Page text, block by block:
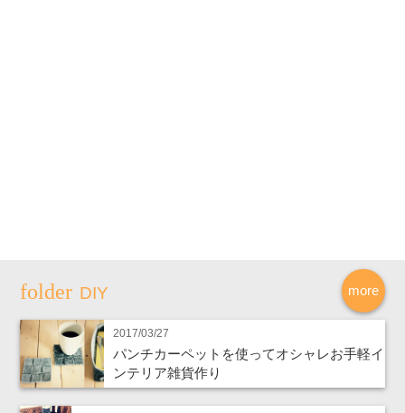
more
DIY
2017/03/27
パンチカーペットを使ってオシャレお手軽イ
ンテリア雑貨作り